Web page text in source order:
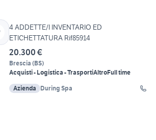
4 ADDETTE/I INVENTARIO ED
ETICHETTATURA Rif85914
20.300 €
Brescia (BS)
Acquisti - Logistica - TrasportiAltroFull time
Azienda During Spa